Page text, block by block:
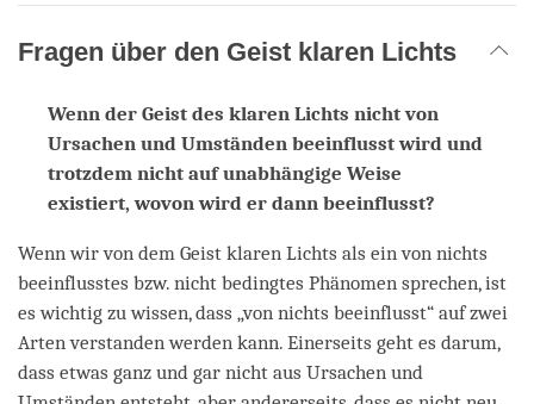
Fragen über den Geist klaren Lichts
Wenn der Geist des klaren Lichts nicht von
Ursachen und Umständen beeinflusst wird und
trotzdem nicht auf unabhängige Weise
existiert, wovon wird er dann beeinflusst?
Wenn wir von dem Geist klaren Lichts als ein von nichts
beeinflusstes bzw. nicht bedingtes Phänomen sprechen, ist
es wichtig zu wissen, dass „von nichts beeinflusst“ auf zwei
Arten verstanden werden kann. Einerseits geht es darum,
dass etwas ganz und gar nicht aus Ursachen und